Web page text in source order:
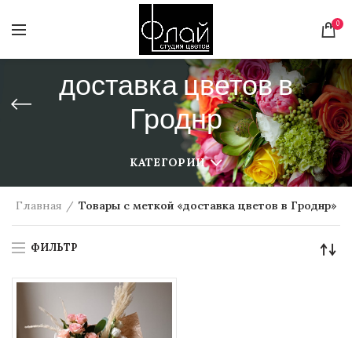
0
доставка цветов в
Гроднр
КАТЕГОРИИ
Главная Товары с меткой «доставка цветов в Гроднр»
ФИЛЬТР